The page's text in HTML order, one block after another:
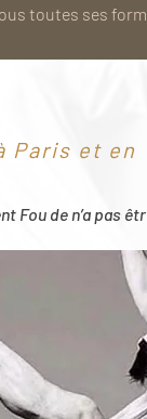
toutes ses
Paris et en
Fou de n’a pas